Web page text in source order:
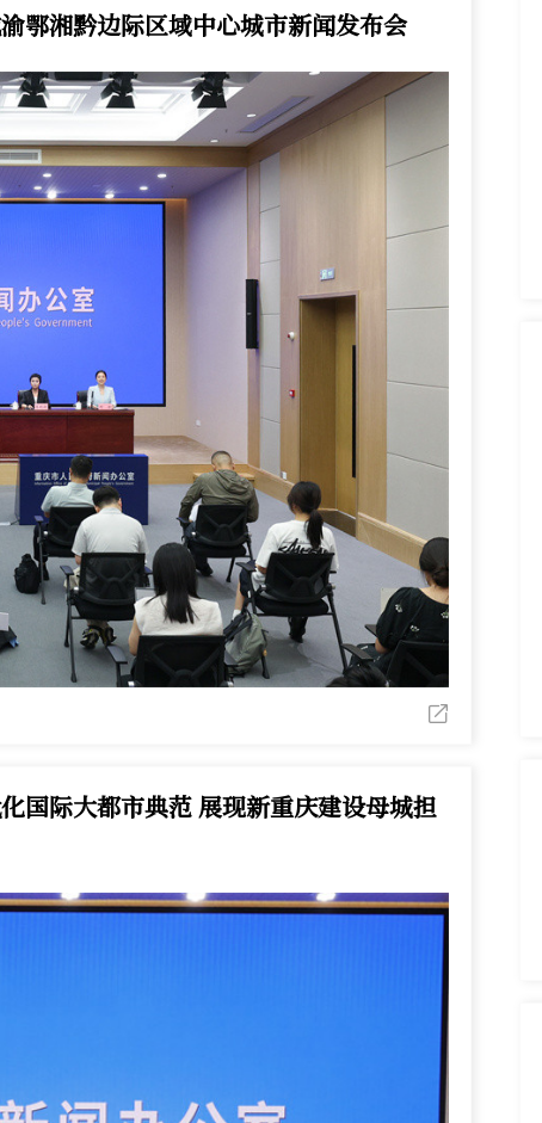
鄂湘黔边际区域中心城市新闻发布会
回答记者提问。
国际大都市典范 展现新重庆建设母城担
况，并回答记者提问。